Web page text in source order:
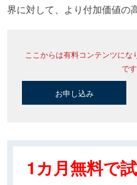
界に対して、より付加価値の
ここからは有料コンテンツに
です
お申し込み
1カ月無料で